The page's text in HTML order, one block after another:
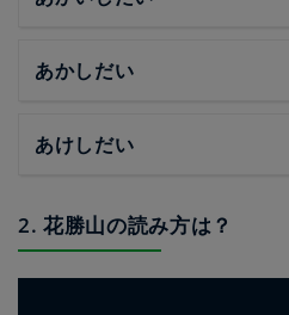
あかしだい
あけしだい
2. 花勝山の読み方は？